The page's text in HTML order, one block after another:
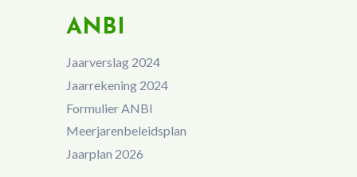
ANBI
Jaarverslag 2024
Jaarrekening 2024
Formulier ANBI
Meerjarenbeleidsplan
Jaarplan 2026